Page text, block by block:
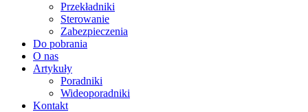
Przekładniki
Sterowanie
Zabezpieczenia
Do pobrania
O nas
Artykuły
Poradniki
Wideoporadniki
Kontakt